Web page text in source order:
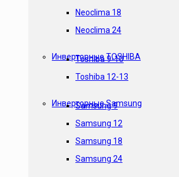
Neoclima 18
Neoclima 24
Инверторные TOSHIBA
Toshiba 9-10
Toshiba 12-13
Инверторные Samsung
Samsung 9
Samsung 12
Samsung 18
Samsung 24